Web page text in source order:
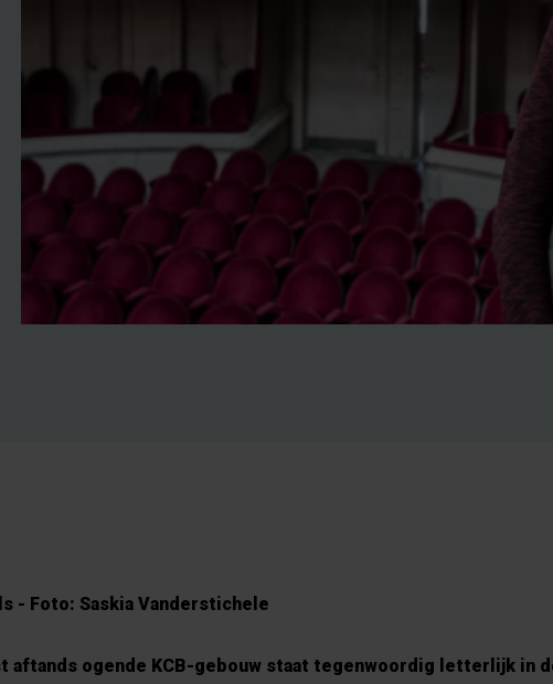
- Foto: Saskia Vanderstichele
aftands ogende KCB-gebouw staat tegenwoordig letterlijk in